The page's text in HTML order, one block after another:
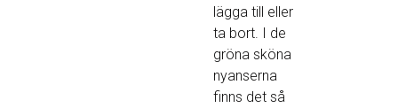
lägga till eller
ta bort. I de
gröna sköna
nyanserna
finns det så